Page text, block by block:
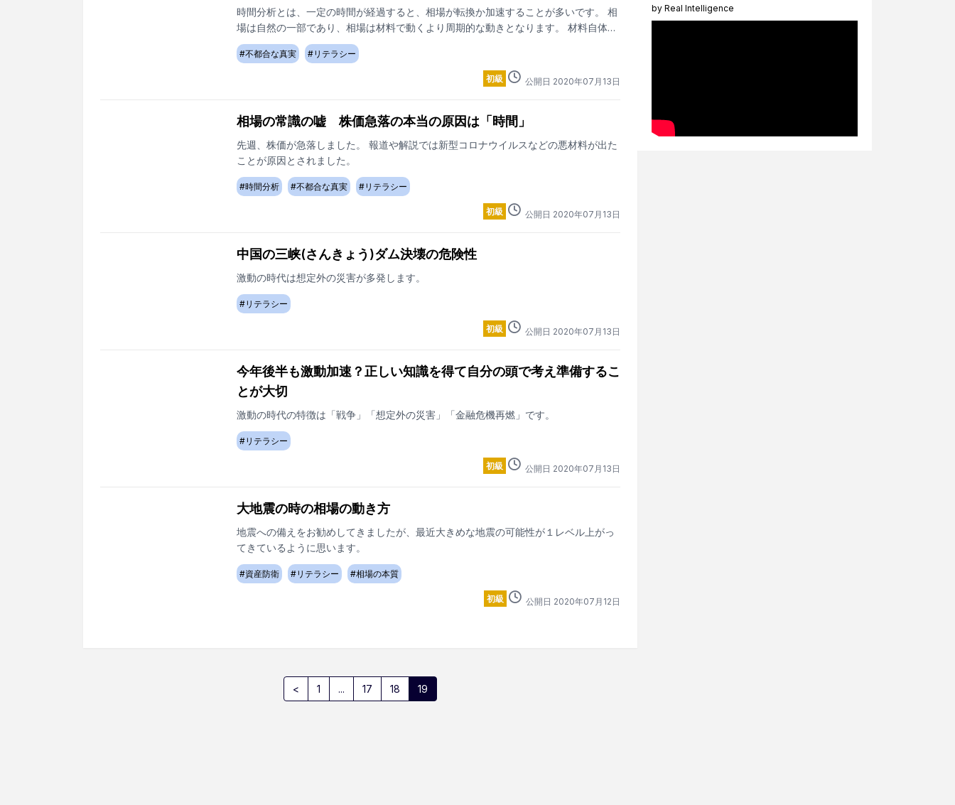
時間分析とは、一定の時間が経過すると、相場が転換か加速することが多いです。 相
場は自然の一部であり、相場は材料で動くより周期的な動きとなります。 材料自体
が、後付になっているのです。 時間分析については柾木さんと伊藤さんが情報提供し
ています。
#不都合な真実 #リテラシー
初級 公開日 2020年07 月 13 日
相場の常識の嘘 株価急落の本当の原因は「時間」
先週、株価が急落しました。 報道や解説では新型コロナウイルスなどの悪材料が出た
ことが原因とされました。
#時間分析 #不都合な真実 #リテラシー
初級 公開日 2020年07 月 13 日
中国の三峡(さんきょう)ダム決壊の危険性
激動の時代は想定外の災害が多発します。
#リテラシー
初級 公開日 2020年07 月 13 日
今年後半も激動加速？正しい知識を得て自分の頭で考え準備するこ
とが大切
激動の時代の特徴は「戦争」「想定外の災害」「金融危機再燃」です。
#リテラシー
初級 公開日 2020年07 月 13 日
大地震の時の相場の動き方
地震への備えをお勧めしてきましたが、最近大きめな地震の可能性が１レベル上がっ
てきているように思います。
#資産防衛 #リテラシー #相場の本質
初級 公開日 2020年07 月 12 日
< 1 ... 17 18 19
by Real Intelligence